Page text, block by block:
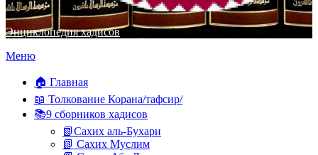
Энциклопедия хадисов
Перейти
содержимому
Меню
🏠 Главная
📖 Толкование Корана/тафсир/
📚9 сборников хадисов
📗Сахих аль-Бухари
📗 Сахих Муслим